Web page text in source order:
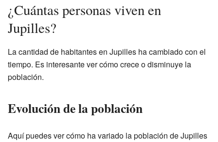
¿Cuántas personas viven en
Jupilles?
La cantidad de habitantes en Jupilles ha cambiado con el
tiempo. Es interesante ver cómo crece o disminuye la
población.
Evolución de la población
Aquí puedes ver cómo ha variado la población de Jupilles